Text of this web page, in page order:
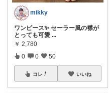
mikky
ワンピース✨ セーラー風の襟が
とっても可愛 ...
￥ 2,780
0 0 50
コレ いいね